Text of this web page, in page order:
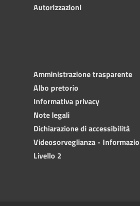
Autorizzazioni
Amministrazione trasparente
Albo pretorio
Informativa privacy
Note legali
Dichiarazione di accessibilità
Videosorveglianza -
Livello 2